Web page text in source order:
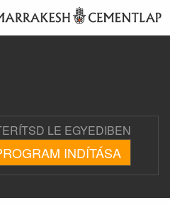
LE EGYEDIBEN
INDÍTÁSA